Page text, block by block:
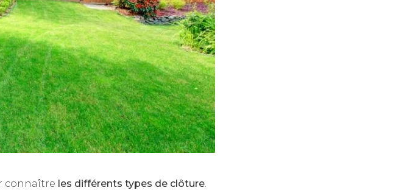
connaître les différents types de clôture.